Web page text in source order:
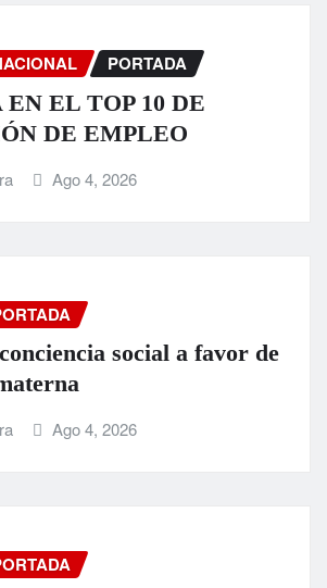
PORTADA
EL TOP 10 DE
DE EMPLEO
Ago 4, 2026
social a favor de
Ago 4, 2026